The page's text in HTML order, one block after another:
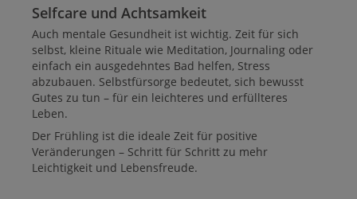
Selfcare und Achtsamkeit
Auch mentale Gesundheit ist wichtig. Zeit für sich
selbst, kleine Rituale wie Meditation, Journaling oder
einfach ein ausgedehntes Bad helfen, Stress
abzubauen. Selbstfürsorge bedeutet, sich bewusst
Gutes zu tun – für ein leichteres und erfüllteres
Leben.
Der Frühling ist die ideale Zeit für positive
Veränderungen – Schritt für Schritt zu mehr
Leichtigkeit und Lebensfreude.